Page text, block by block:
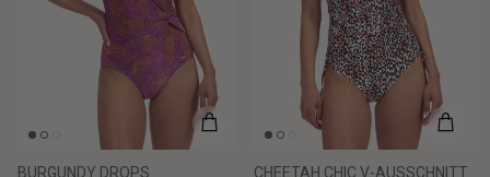
BURGUNDY DROPS
CHEETAH CHIC V-AUSSCHNITT